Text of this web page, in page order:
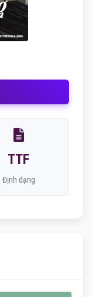
TTF
Định dạng